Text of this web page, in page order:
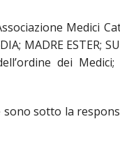
Medici
MADRE ESTER;
dei
sotto la